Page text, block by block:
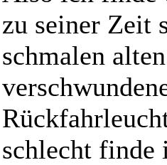
zu seiner Zeit
schmalen
schlecht finde